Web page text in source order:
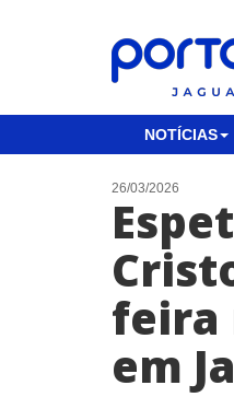
NOTÍCIAS
26/03/2026
feira
em